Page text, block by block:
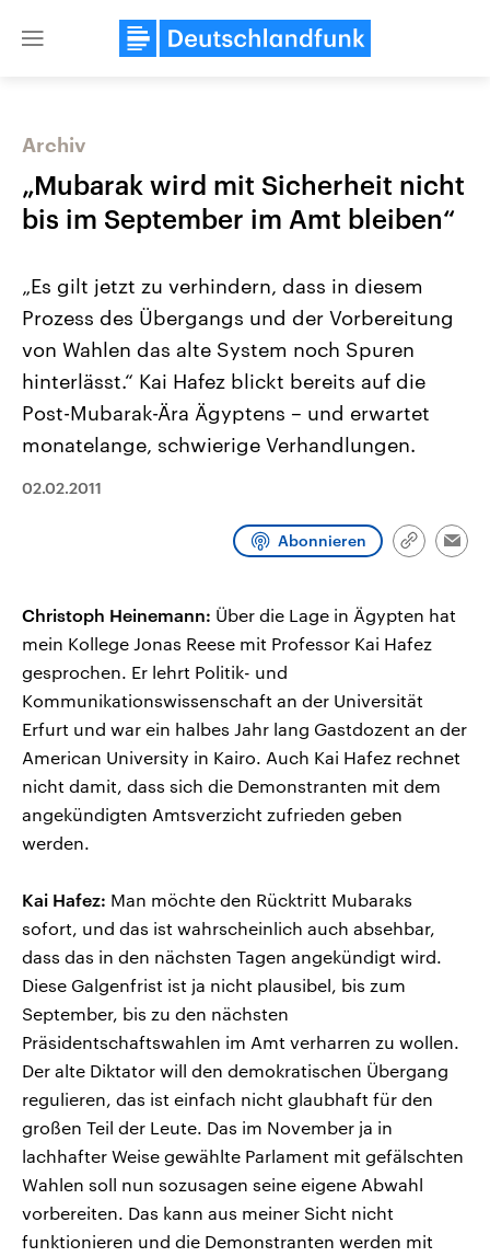
Close
Landtagswahl Sachsen-Anhalt
Alle Informationen
Sachsen-Anhalt wählt am 6.
September 2026 einen neuen
Bundesland von einer Koalition aus
Wahlprogramme, aktuelle Berichte
und Hintergründe zu den Parteien
USA
Hintergründe
Wirtschaftlich und
gehören die Vereinigten
Programm Podcasts
Audio-Archiv
Archiv
„Mubarak wird mit Sicherheit nicht
bis im September im Amt bleiben“
„Es gilt jetzt zu verhindern, dass in diesem
Prozess des Übergangs und der Vorbereitung
von Wahlen das alte System noch Spuren
hinterlässt.“ Kai Hafez blickt bereits auf die
Post-Mubarak-Ära Ägyptens – und erwartet
monatelange, schwierige Verhandlungen.
02.02.2011
Abonnieren
Link
Christoph Heinemann: Über die Lage in Ägypten hat
mein Kollege Jonas Reese mit Professor Kai Hafez
gesprochen. Er lehrt Politik- und
Kommunikationswissenschaft an der Universität
Erfurt und war ein halbes Jahr lang Gastdozent an der
American University in Kairo. Auch Kai Hafez rechnet
nicht damit, dass sich die Demonstranten mit dem
angekündigten Amtsverzicht zufrieden geben
werden.
Kai Hafez: Man möchte den Rücktritt Mubaraks
sofort, und das ist wahrscheinlich auch absehbar,
dass das in den nächsten Tagen angekündigt wird.
Diese Galgenfrist ist ja nicht plausibel, bis zum
September, bis zu den nächsten
Präsidentschaftswahlen im Amt verharren zu wollen.
Der alte Diktator will den demokratischen Übergang
regulieren, das ist einfach nicht glaubhaft für den
großen Teil der Leute. Das im November ja in
lachhafter Weise gewählte Parlament mit gefälschten
Wahlen soll nun sozusagen seine eigene Abwahl
vorbereiten. Das kann aus meiner Sicht nicht
funktionieren und die Demonstranten werden mit